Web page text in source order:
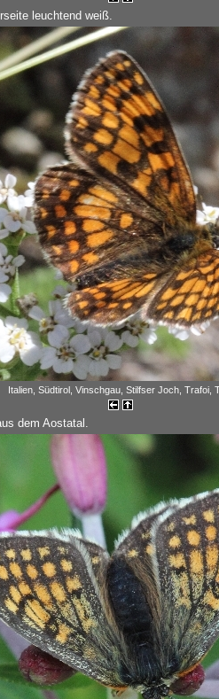
leuchtend weiß.
Italien, Südtirol, Vinschgau, Stilfser Joch, Trafoi,
dem Aostatal.